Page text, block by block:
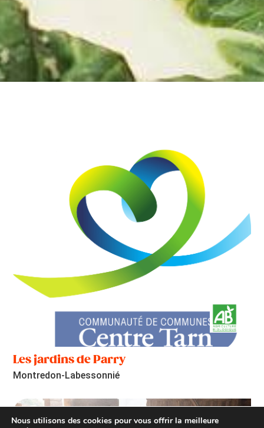
Les jardins de Parry
Montredon-Labessonnié
Nous utilisons des cookies pour vous offrir la meilleure